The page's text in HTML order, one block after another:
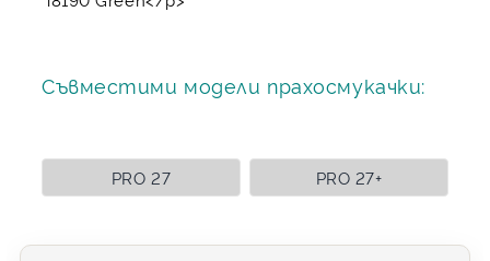
Съвместими модели прахосмукачки:
PRO 27 PRO 27+